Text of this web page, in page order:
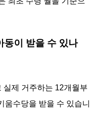
동이 받을 수 있나
실제 거주하는 12개월부
움수당을 받을 수 있습니